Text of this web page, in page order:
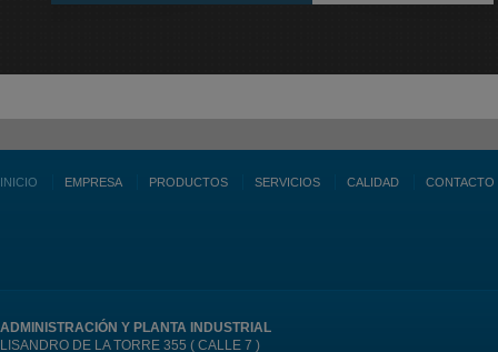
INICIO EMPRESA PRODUCTOS SERVICIOS CALIDAD CONTACTO
ADMINISTRACIÓN Y PLANTA INDUSTRIAL
LISANDRO DE LA TORRE 355 ( CALLE 7 )